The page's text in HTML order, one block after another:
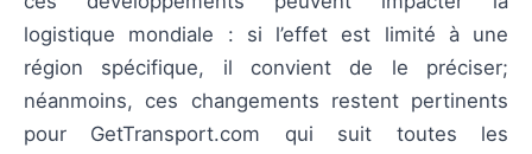
logistique mondiale : si l’effet est limité à une
région spécifique, il convient de le préciser;
néanmoins, ces changements restent pertinents
pour GetTransport.com qui suit toutes les